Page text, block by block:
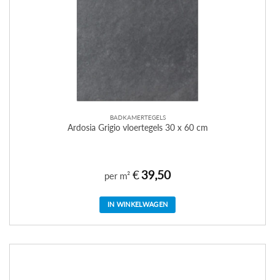
BADKAMERTEGELS
Ardosia Grigio vloertegels 30 x 60 cm
per m² €39,50
IN WINKELWAGEN